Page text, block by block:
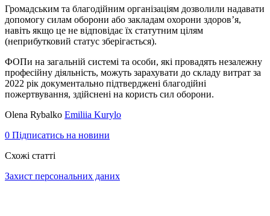
Громадським та благодійним організаціям дозволили надавати
допомогу силам оборони або закладам охорони здоров’я,
навіть якщо це не відповідає їх статутним цілям
(неприбутковий статус зберігається).
ФОПи на загальній системі та особи, які провадять незалежну
професійну діяльність, можуть зарахувати до складу витрат за
2022 рік документально підтверджені благодійні
пожертвування, здійснені на користь сил оборони.
Olena Rybalko Emiliia Kurylo
0 Підписатись на новини
Схожі статті
Захист персональних даних